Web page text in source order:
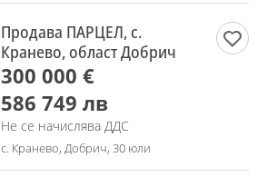
Продава ПАРЦЕЛ, с.
Кранево, област Добрич
300 000 €
586 749 лв
Не се начислява ДДС
с. Кранево, Добрич, 30 юли